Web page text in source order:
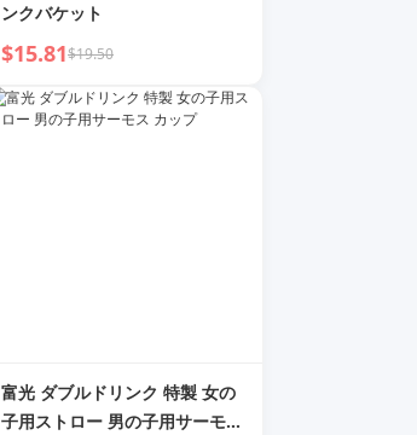
ンクバケット
$15.81$19.50
富光 ダブルドリンク 特製 女の
子用ストロー 男の子用サーモス